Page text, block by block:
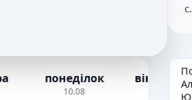
с.
понеділок
10.08
вівторок